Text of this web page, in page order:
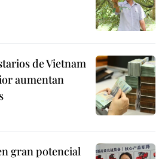
de Vietnam
aumentan
gran potencial